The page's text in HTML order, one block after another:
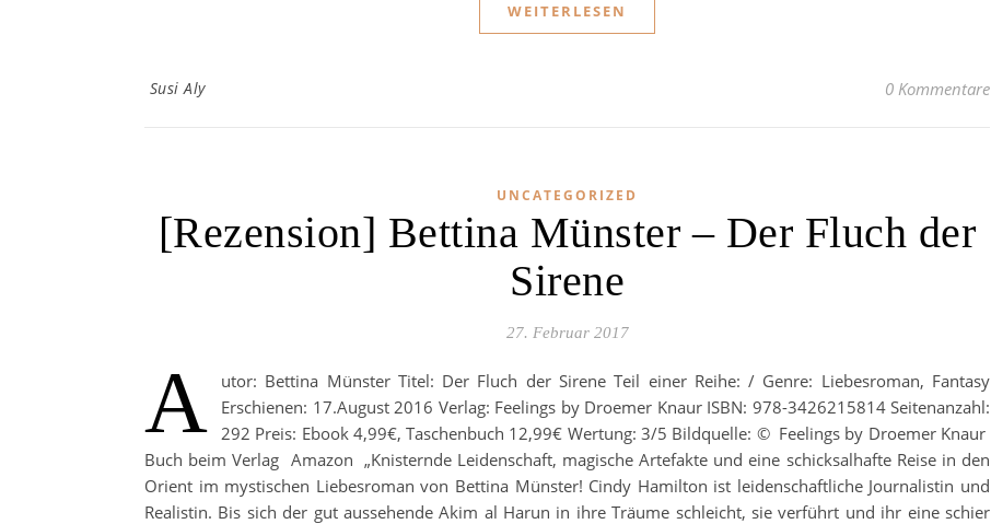
WEITERLESEN
Susi Aly 0 Kommentare
UNCATEGORIZED
[Rezension] Bettina Münster – Der Fluch der
Sirene
27. Februar 2017
A
utor: Bettina Münster Titel: Der Fluch der Sirene Teil einer Reihe: / Genre: Liebesroman, Fantasy
Erschienen: 17.August 2016 Verlag: Feelings by Droemer Knaur ISBN: 978-3426215814 Seitenanzahl:
292 Preis: Ebook 4,99€, Taschenbuch 12,99€ Wertung: 3/5 Bildquelle: © Feelings by Droemer Knaur
Buch beim Verlag Amazon „Knisternde Leidenschaft, magische Artefakte und eine schicksalhafte Reise in den
Orient im mystischen Liebesroman von Bettina Münster! Cindy Hamilton ist leidenschaftliche Journalistin und
Realistin. Bis sich der gut aussehende Akim al Harun in ihre Träume schleicht, sie verführt und ihr eine schier